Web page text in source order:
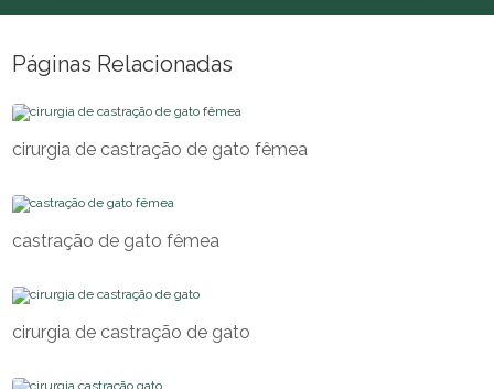
Páginas Relacionadas
cirurgia de castração de gato fêmea
castração de gato fêmea
cirurgia de castração de gato